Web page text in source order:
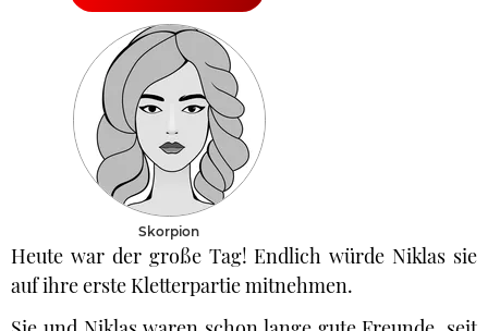
Skorpion
Heute war der große Tag! Endlich würde Niklas sie
auf ihre erste Kletterpartie mitnehmen.